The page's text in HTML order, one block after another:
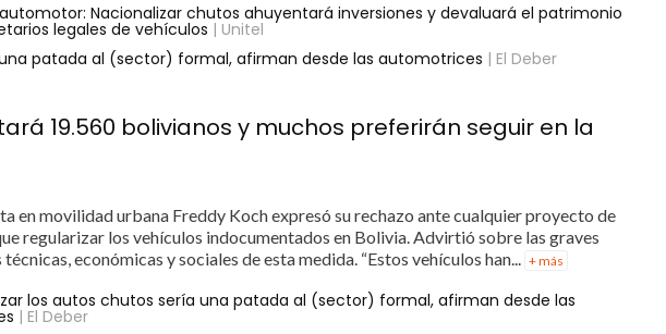
Nacionalizar chutos ahuyentará inversiones y devaluará el patrimonio
legales de vehículos | Unitel
patada al (sector) formal, afirman desde las automotrices | El Deber
19.560 bolivianos y muchos preferirán seguir en la
en movilidad urbana Freddy Koch expresó su rechazo ante cualquier proyecto de
regularizar los vehículos indocumentados en Bolivia. Advirtió sobre las graves
económicas y sociales de esta medida. “Estos vehículos han... + más
los autos chutos sería una patada al (sector) formal, afirman desde las
| El Deber